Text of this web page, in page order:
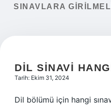
SINAVLARA GIRILMELI
DIL SINAVI
Tarih: Ekim 31, 2024
Dil bölümü için hangi